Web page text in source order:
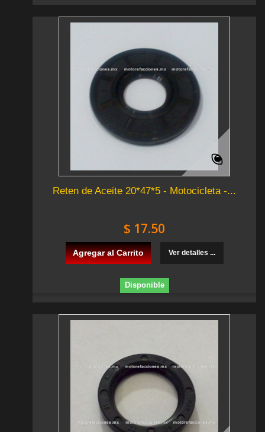
Reten de Aceite 20*47*5 - Motocicleta -...
$ 17.50
Agregar al Carrito Ver detalles ...
Disponible